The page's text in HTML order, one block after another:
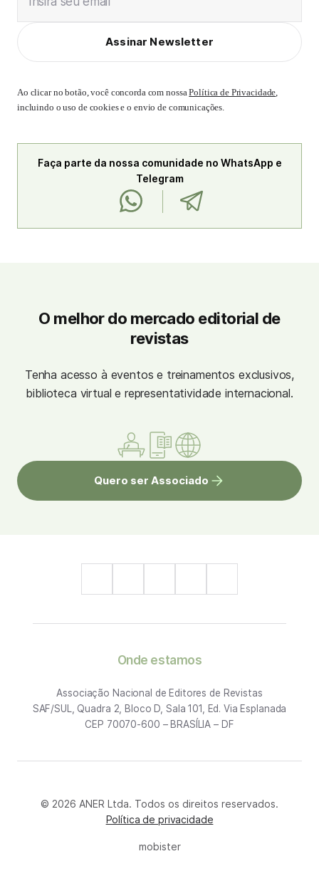
Assinar Newsletter
Ao clicar no botão, você concorda com nossaPolítica de Privacidade,
incluindo o uso de cookies e o envio de comunicações.
Faça parte da nossa comunidade no WhatsApp e
Telegram
O melhor do mercado editorial de
revistas
Tenha acesso à eventos e treinamentos exclusivos,
biblioteca virtual e representatividade internacional.
Quero ser Associado
Onde estamos
Associação Nacional de Editores de Revistas
SAF/SUL, Quadra 2, Bloco D, Sala 101, Ed. Via Esplanada
CEP 70070-600 – BRASÍLIA – DF
© 2026 ANER Ltda. Todos os direitos reservados.
Política de privacidade
mobister